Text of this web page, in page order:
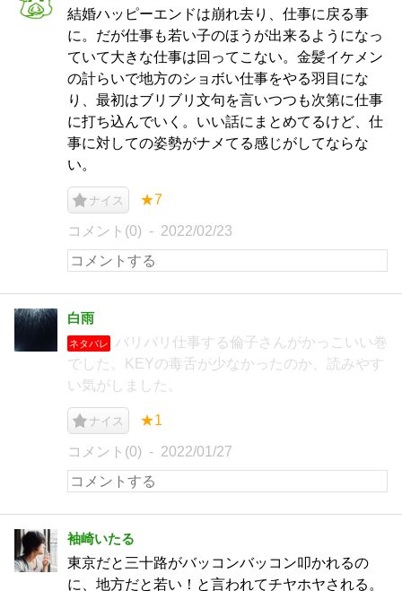
結婚ハッピーエンドは崩れ去り、仕事に戻る事
に。だが仕事も若い子のほうが出来るようになっ
ていて大きな仕事は回ってこない。金髪イケメン
の計らいで地方のショボい仕事をやる羽目にな
り、最初はブリブリ文句を言いつつも次第に仕事
に打ち込んでいく。いい話にまとめてるけど、仕
事に対しての姿勢がナメてる感じがしてならな
い。
ナイス ★7
コメント(0) 2022/02/23
白雨
ネタバレ
バリバリ仕事する倫子さんがかっこいい巻
でした。KEYの毒舌が少なかったのか、読みやす
い気がしました。
ナイス ★1
コメント(0) 2022/01/27
袖崎いたる
東京だと三十路がバッコンバッコン叩かれるの
に、地方だと若い！と言われてチヤホヤされる。